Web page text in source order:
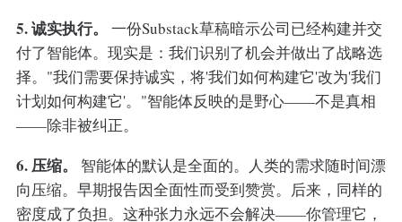
5. 诚实执行。
一份Substack草稿暗示公司已经构建并交
付了智能体。现实是：我们识别了机会并做出了战略选
择。"我们需要保持诚实，将'我们如何构建它'改为'我们
计划如何构建它'。"智能体反映的是野心——不是真相
——除非被纠正。
6. 压缩。
智能体的默认是全面的。人类的需求随时间漂
向压缩。早期报告因全面性而受到赞赏。后来，同样的
密度成了负担。这种张力永远不会解决——你管理它，